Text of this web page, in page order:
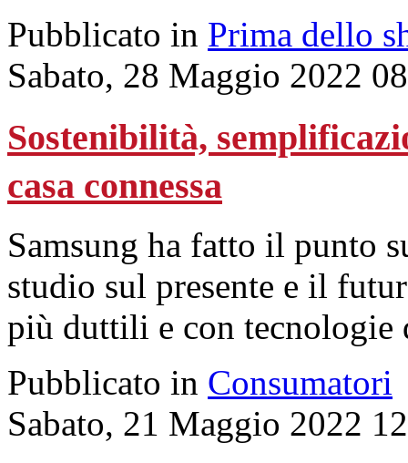
Pubblicato in Prima dello
Sabato, 28 Maggio 2022
Sostenibilità,
casa connessa
Samsung ha fatto il punto
studio sul presente e il
più duttili e con
Pubblicato in Consumatori
Sabato, 21 Maggio 2022